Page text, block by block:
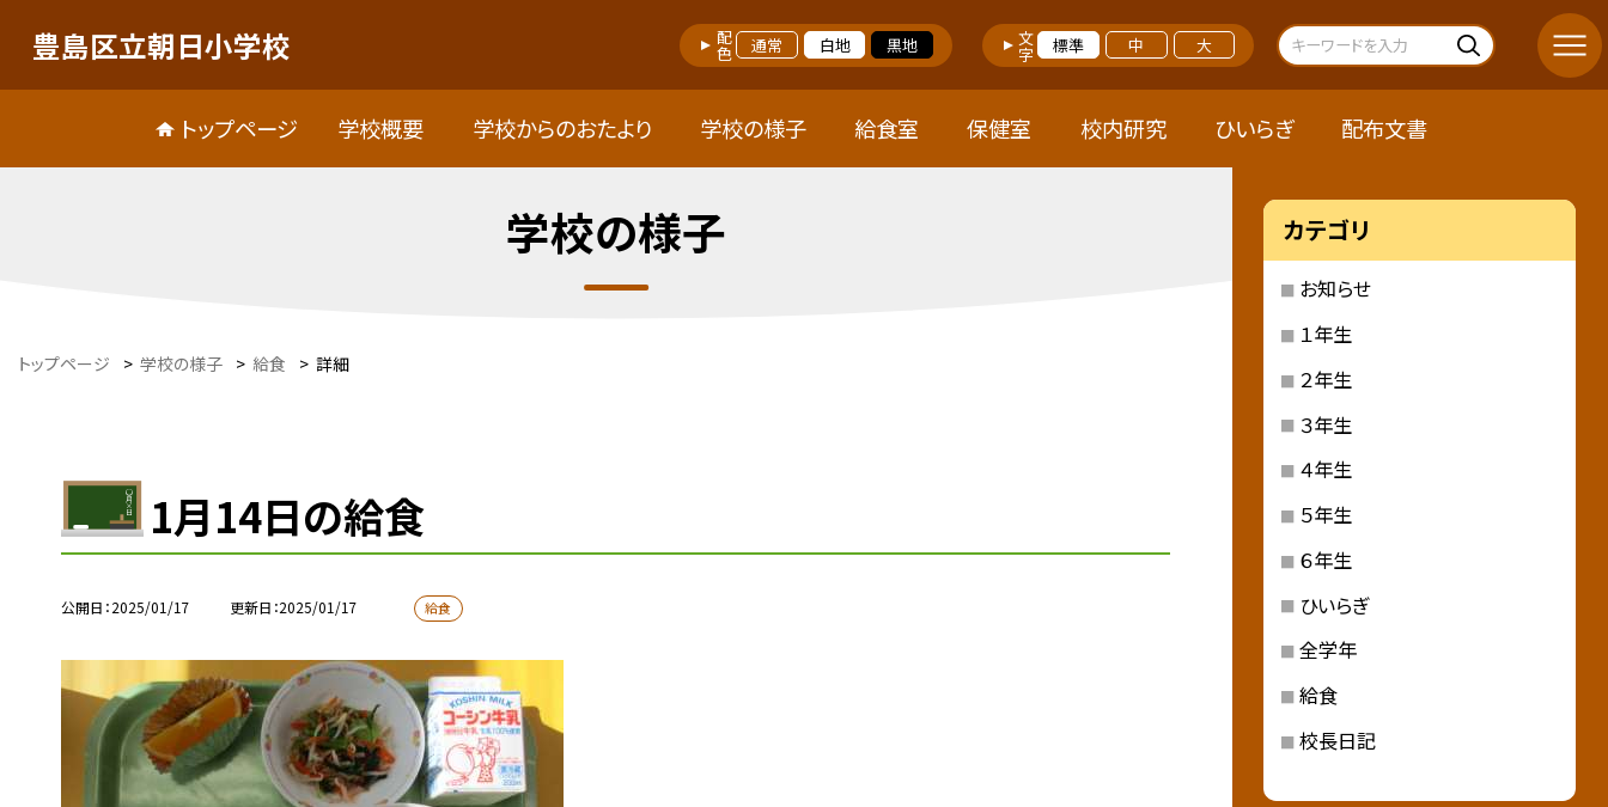
豊島区立朝日小学校 配色 通常 白地 黒地 文字 標準 中 大
トップページ 学校概要 学校からのおたより 学校の様子 給食室 保健室 校内研究 ひいらぎ 配布文書
学校の様子
トップページ > 学校の様子 > 給食 > 詳細
1月14日の給食
公開日 2025/01/17 更新日 2025/01/17 給食
カテゴリ
お知らせ
１年生
２年生
３年生
４年生
５年生
６年生
ひいらぎ
全学年
給食
校長日記